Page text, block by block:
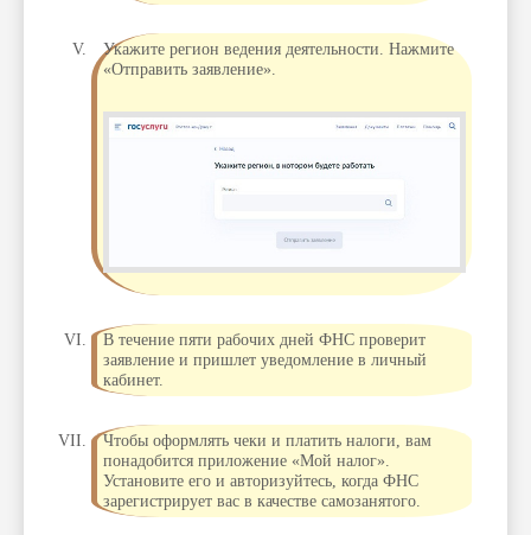
Укажите регион ведения деятельности. Нажмите
«Отправить заявление».
В течение пяти рабочих дней ФНС проверит
заявление и пришлет уведомление в личный
кабинет.
Чтобы оформлять чеки и платить налоги, вам
понадобится приложение «Мой налог».
Установите его и авторизуйтесь, когда ФНС
зарегистрирует вас в качестве самозанятого.